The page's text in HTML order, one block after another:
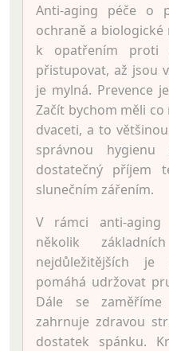
Anti-aging péče o
ochraně a biologické
k opatřením proti
přistupovat, až jsou
je mylná. Prevence
Začít bychom měli co
dvaceti, a to
správnou
dostatečný příjem
slunečním zářením.
V rámci anti-
několik
nejdůležitějších
pomáhá udržovat
Dále se
zahrnuje zdravou
dostatek spánku.